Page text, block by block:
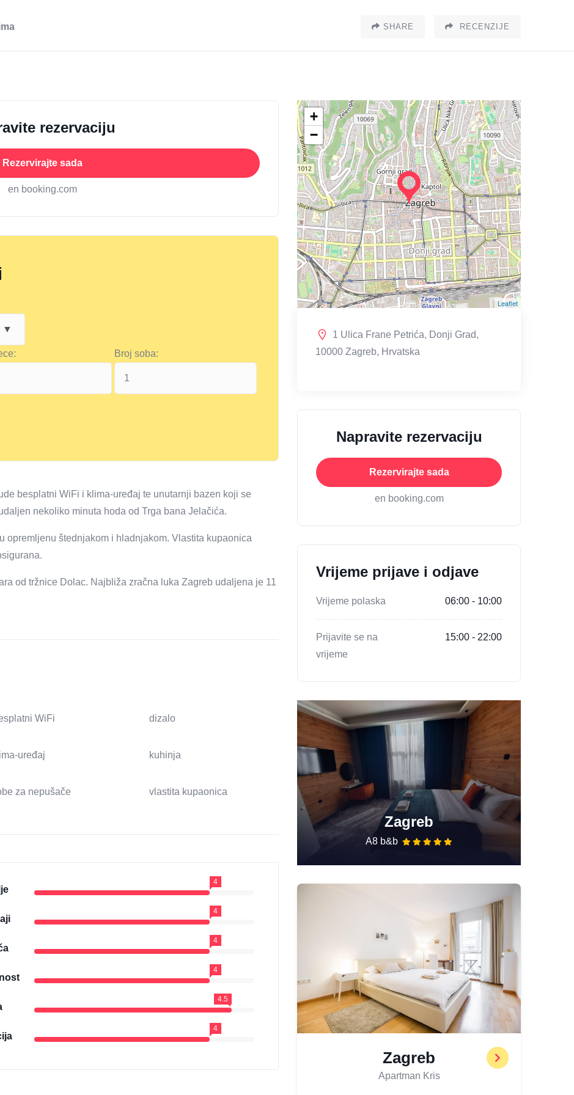
SHARE RECENZIJE
rezervaciju
Rezervirajte sada
en booking.com
Broj soba:
besplatni WiFi i klima-uređaj te unutarnji bazen koji se
nekoliko minuta hoda od Trga bana Jelačića.
opremljenu štednjakom i hladnjakom. Vlastita kupaonica
od tržnice Dolac. Najbliža zračna luka Zagreb udaljena je 11
WiFi dizalo
uređaj kuhinja
za nepušače vlastita kupaonica
4
4
4
4
4.5
4
+
−
Leaflet
1 Ulica Frane Petrića, Donji Grad,
10000 Zagreb, Hrvatska
Napravite rezervaciju
Rezervirajte sada
en booking.com
Vrijeme prijave i odjave
Vrijeme polaska 06:00 - 10:00
Prijavite se na
vrijeme
15:00 - 22:00
Zagreb
A8 b&b
Zagreb
Apartman Kris